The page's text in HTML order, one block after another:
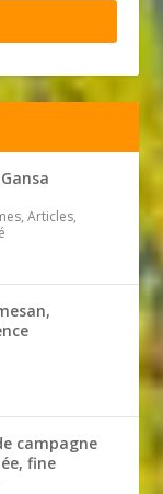
Articles,
campagne
fine